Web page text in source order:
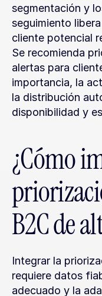
segmentación y
seguimiento
cliente potencial
Se recomienda
alertas para
importancia, la
la distribución
disponibilidad y
¿Cómo
B2C de
Integrar la
requiere datos
adecuado y la